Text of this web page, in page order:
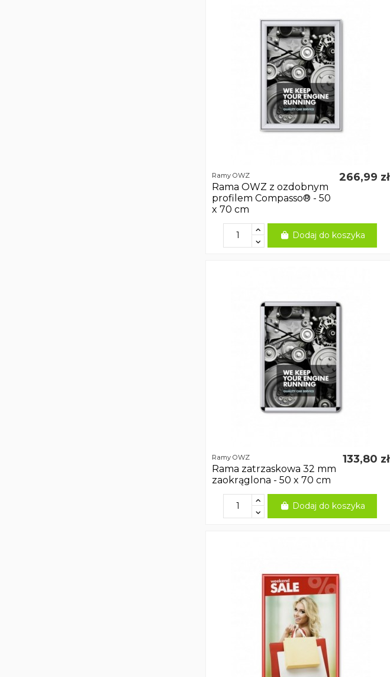
Ramy OWZ
Rama OWZ z ozdobnym
profilem Compasso® - 50
x 70 cm
266,99 zł
Dodaj do koszyka
Ramy OWZ
Rama zatrzaskowa 32 mm
zaokrąglona - 50 x 70 cm
133,80 zł
Dodaj do koszyka